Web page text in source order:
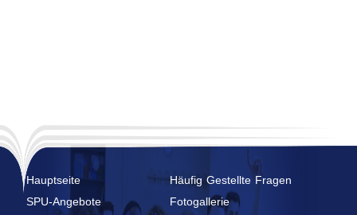
Hauptseite
Häufig Gestellte Fragen
SPU-Angebote
Fotogallerie